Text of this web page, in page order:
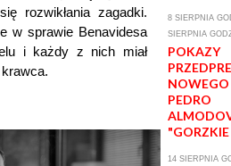
rozwikłania zagadki.
w sprawie Benavidesa
i każdy z nich miał
8 SIERPNIA
SIERPNIA
POKAZY
NOWEGO
PEDRO
14 SIERPNIA